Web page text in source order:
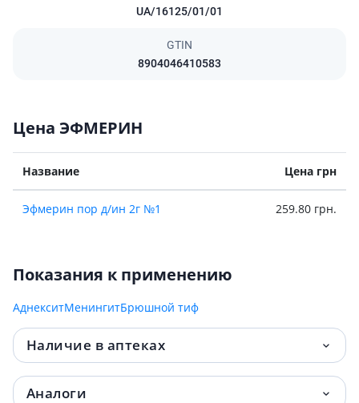
UA/16125/01/01
GTIN
8904046410583
Цена ЭФМЕРИН
Название Цена грн
Эфмерин пор д/ин 2г №1 259.80 грн.
Показания к применению
АднекситМенингитБрюшной тиф
Наличие в аптеках
Аналоги